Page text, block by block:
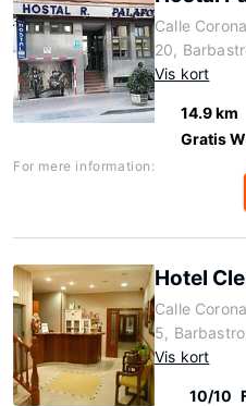
Calle
20,
Vis kort
14.9 km
Gratis
For mere information:
Hotel
Calle
5,
Vis kort
10/10